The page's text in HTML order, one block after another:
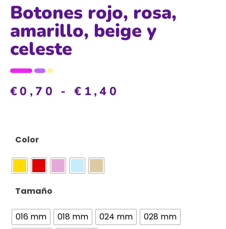
Botones rojo, rosa,
amarillo, beige y
celeste
€0,70 - € 1,40
Color
Tamaño
016 mm 018 mm 024 mm
028 mm